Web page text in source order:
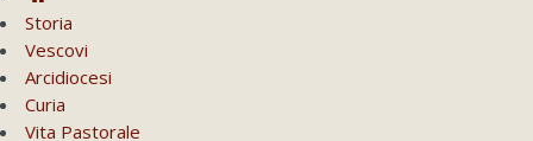
Storia
Vescovi
Arcidiocesi
Curia
Vita Pastorale